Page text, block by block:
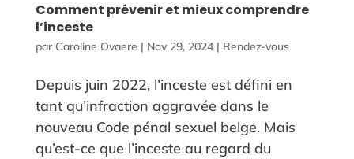
Comment prévenir et mieux comprendre
l’inceste
par Caroline Ovaere | Nov 29, 2024| Rendez-vous
Depuis juin 2022, l’inceste est défini en
tant qu’infraction aggravée dans le
nouveau Code pénal sexuel belge. Mais
qu’est-ce que l’inceste au regard du